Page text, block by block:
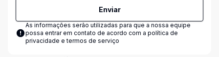
Enviar
As informações serão utilizadas para que a nossa equipe
possa entrar em contato de acordo com a política de
privacidade e termos de serviço